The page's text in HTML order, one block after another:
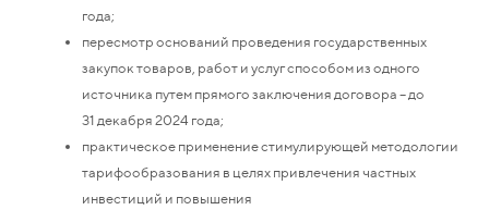
года;
пересмотр оснований проведения государственных
закупок товаров, работ и услуг способом из одного
источника путем прямого заключения договора – до
31 декабря 2024 года;
практическое применение стимулирующей методологии
тарифообразования в целях привлечения частных
инвестиций и повышения